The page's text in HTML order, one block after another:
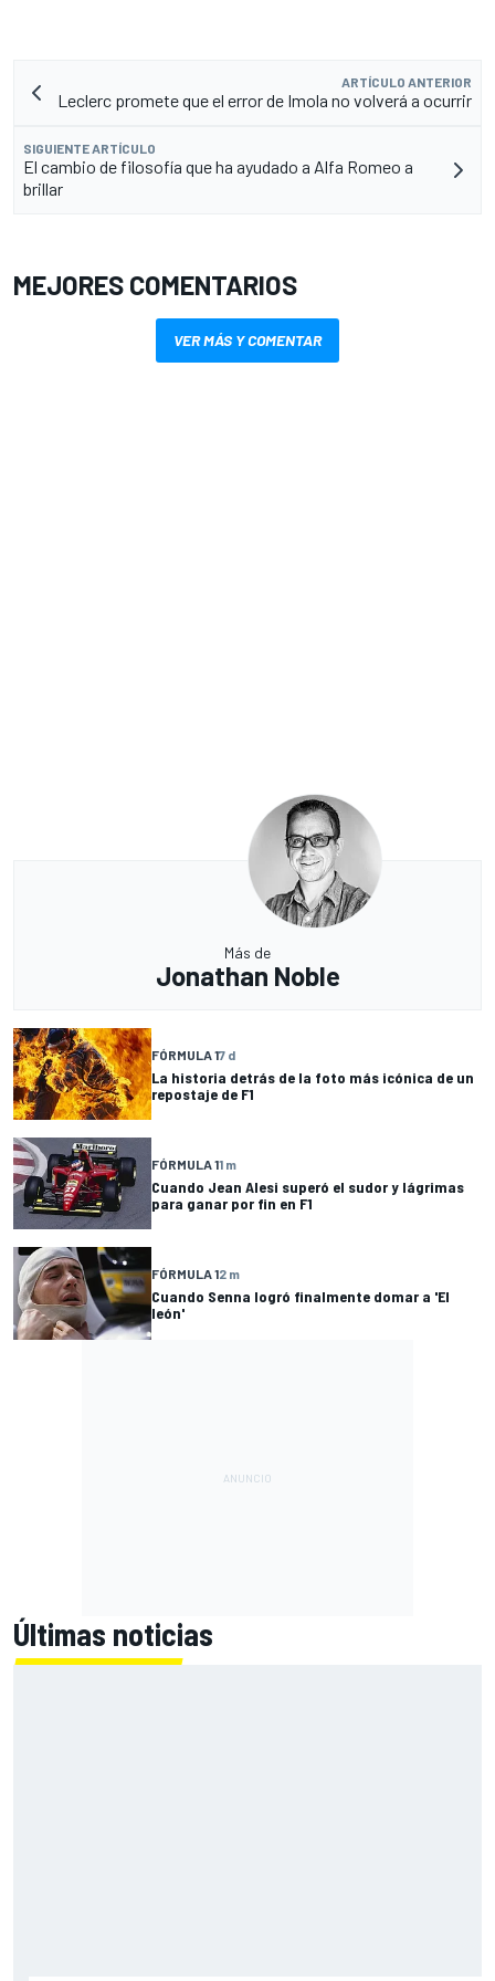
ARTÍCULO ANTERIOR
Leclerc promete que el error de Imola no volverá a ocurrir
SIGUIENTE ARTÍCULO
El cambio de filosofía que ha ayudado a Alfa Romeo a
brillar
MEJORES COMENTARIOS
VER MÁS Y COMENTAR
Más de
Jonathan Noble
FÓRMULA 17 d
La historia detrás de la foto más icónica de un
repostaje de F1
FÓRMULA 11 m
Cuando Jean Alesi superó el sudor y lágrimas
para ganar por fin en F1
FÓRMULA 12 m
Cuando Senna logró finalmente domar a 'El
león'
Últimas noticias